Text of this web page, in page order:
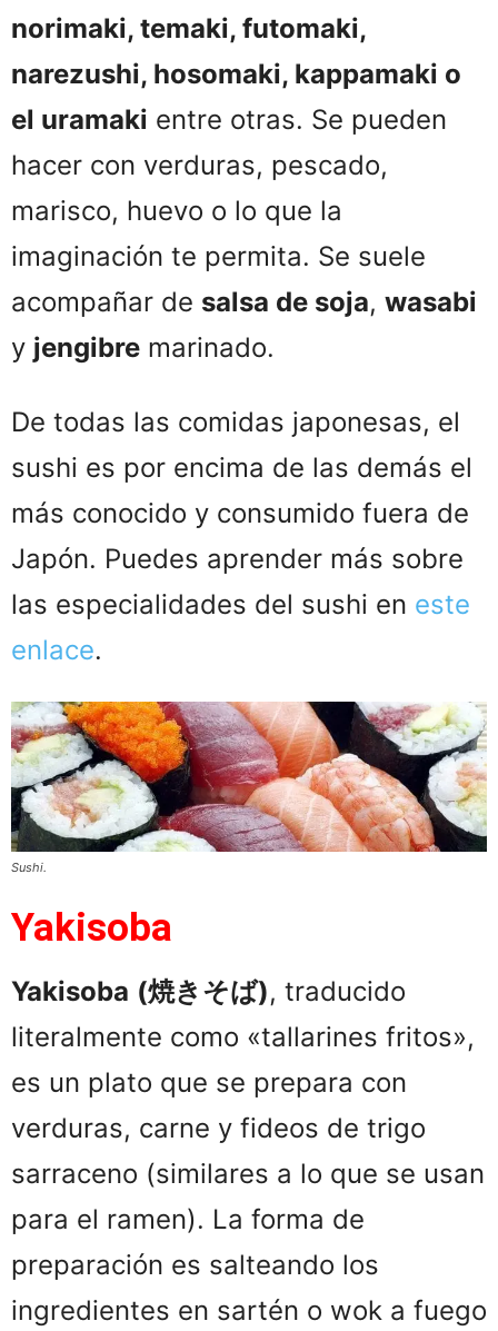
norimaki, temaki, futomaki,
narezushi, hosomaki, kappamaki o
el uramaki entre otras. Se pueden
hacer con verduras, pescado,
marisco, huevo o lo que la
imaginación te permita. Se suele
acompañar de salsa de soja, wasabi
y jengibre marinado.
De todas las comidas japonesas, el
sushi es por encima de las demás el
más conocido y consumido fuera de
Japón. Puedes aprender más sobre
las especialidades del sushi en este
enlace.
Sushi.
Yakisoba
Yakisoba (焼きそば), traducido
literalmente como «tallarines fritos»,
es un plato que se prepara con
verduras, carne y fideos de trigo
sarraceno (similares a lo que se usan
para el ramen). La forma de
preparación es salteando los
ingredientes en sartén o wok a fuego